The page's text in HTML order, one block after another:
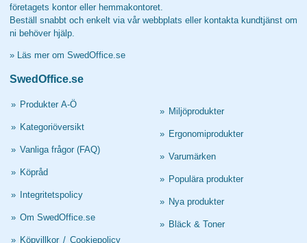
företagets kontor eller hemmakontoret.
Beställ snabbt och enkelt via vår webbplats eller kontakta kundtjänst om
ni behöver hjälp.
» Läs mer om SwedOffice.se
SwedOffice.se
» Produkter A-Ö
» Kategoriöversikt
» Vanliga frågor (FAQ)
» Köpråd
» Integritetspolicy
» Om SwedOffice.se
» Köpvillkor / Cookiepolicy
» Miljöprodukter
» Ergonomiprodukter
» Varumärken
» Populära produkter
» Nya produkter
» Bläck & Toner